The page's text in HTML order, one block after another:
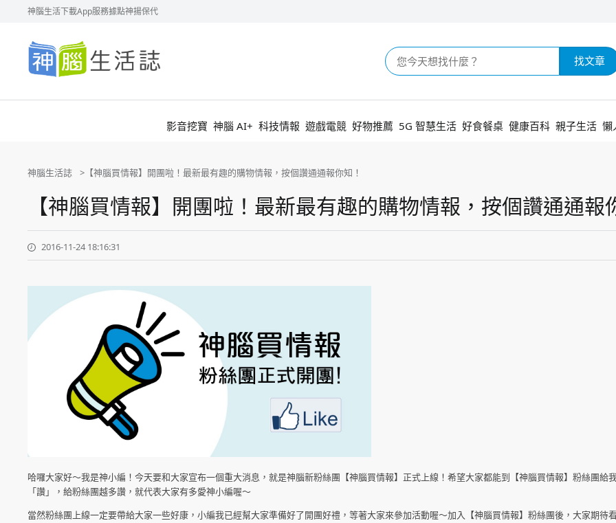
神腦生活下載App服務據點神揚保代
神
腦
生
活
找文章
影音挖寶 神腦 AI+ 科技情報 遊戲電競 好物推薦 5G 智慧生活 好食餐桌 健康百科 親子生活 懶
神腦生活誌 【神腦買情報】開團啦！最新最有趣的購物情報，按個讚通通報你知！
【神腦買情報】開團啦！最新最有趣的購物情報，按個讚通通報
2016-11-24 18:16:31
哈囉大家好～我是神小編！今天要和大家宣布一個重大消息，就是神腦新粉絲團【神腦買情報】正式上線！希望大家都能到【神腦買情報】粉絲團給
「讚」，給粉絲團越多讚，就代表大家有多愛神小編喔～
當然粉絲團上線一定要帶給大家一些好康，小編我已經幫大家準備好了開團好禮，等著大家來參加活動喔～加入【神腦買情報】粉絲團後，大家期待